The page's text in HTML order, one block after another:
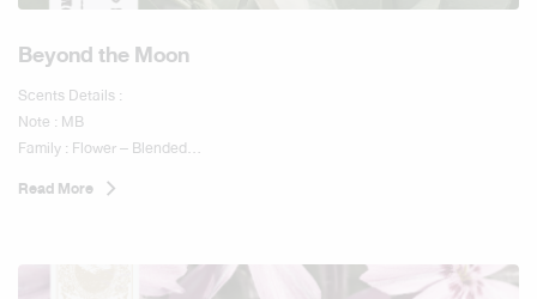
Beyond the Moon
Scents Details :
Note : MB
Family : Flower – Blended
Level : Comfortable
Read More